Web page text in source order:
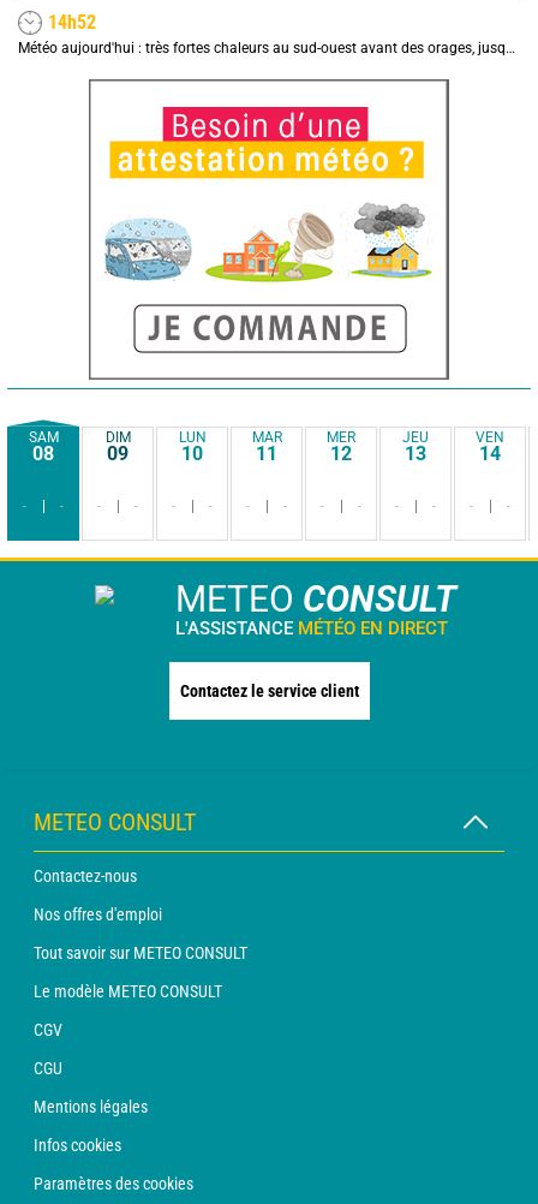
14h52
Météo aujourd'hui : très fortes chaleurs au sud-ouest avant des orages, jusqu'à 39°C
SAM
08
- -
DIM
09
- -
LUN
10
- -
MAR
11
- -
MER
12
- -
JEU
13
- -
VEN
14
- -
METEO CONSULT
L'ASSISTANCE MÉTÉO EN DIRECT
Contactez le service client
METEO CONSULT
Contactez-nous
Nos offres d'emploi
Tout savoir sur METEO CONSULT
Le modèle METEO CONSULT
CGV
CGU
Mentions légales
Infos cookies
Paramètres des cookies